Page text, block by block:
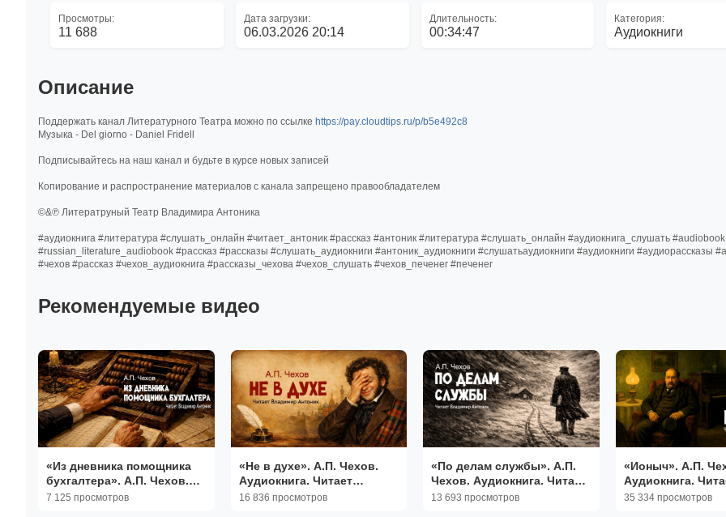
Просмотры:
11 688
Дата загрузки:
06.03.2026 20:14
Длительность:
00:34:47
Категория:
Аудиокниги
Описание
Поддержать канал Литературного Театра можно по ссылке https://pay.cloudtips.ru/p/b5e492c8
Музыка - Del giorno - Daniel Fridell
Подписывайтесь на наш канал и будьте в курсе новых записей
Копирование и распространение материалов с канала запрещено правообладателем
©&℗ Литератруный Театр Владимира Антоника
#аудиокнига #литература #слушать_онлайн #читает_антоник #рассказ #антоник #литература #слушать_онлайн #аудиокнига_слушать #audiobook
#russian_literature_audiobook #рассказ #рассказы #слушать_аудиокниги #антоник_аудиокниги #слушатьаудиокниги #аудиокниги #аудиорассказы
#чехов #рассказ #чехов_аудиокнига #рассказы_чехова #чехов_слушать #чехов_печенег #печенег
Рекомендуемые видео
«Из дневника помощника
бухгалтера». А.П. Чехов.
Аудиокнига. Читает
7 125 просмотров
«Не в духе». А.П. Чехов.
Аудиокнига. Читает
Владимир Антоник
16 836 просмотров
«По делам службы». А.П.
Чехов. Аудиокнига. Читает
Владимир Антоник
13 693 просмотров
«Ионыч». А.П.
Аудиокнига.
Владимир Антоник
35 334 просмотров